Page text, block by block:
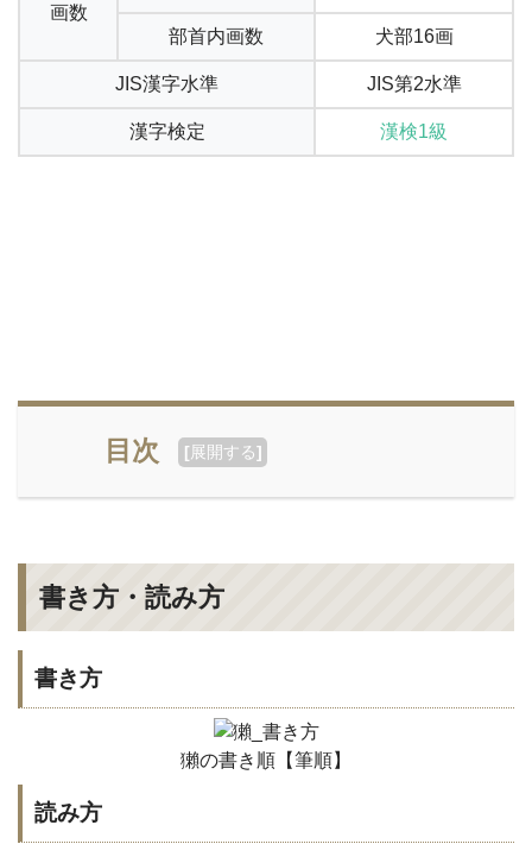
画数
部首内画数 犬部16画
JIS漢字水準 JIS第2水準
漢字検定 漢検1級
目次 [展開する]
書き方・読み方
書き方
獺の書き順【筆順】
読み方